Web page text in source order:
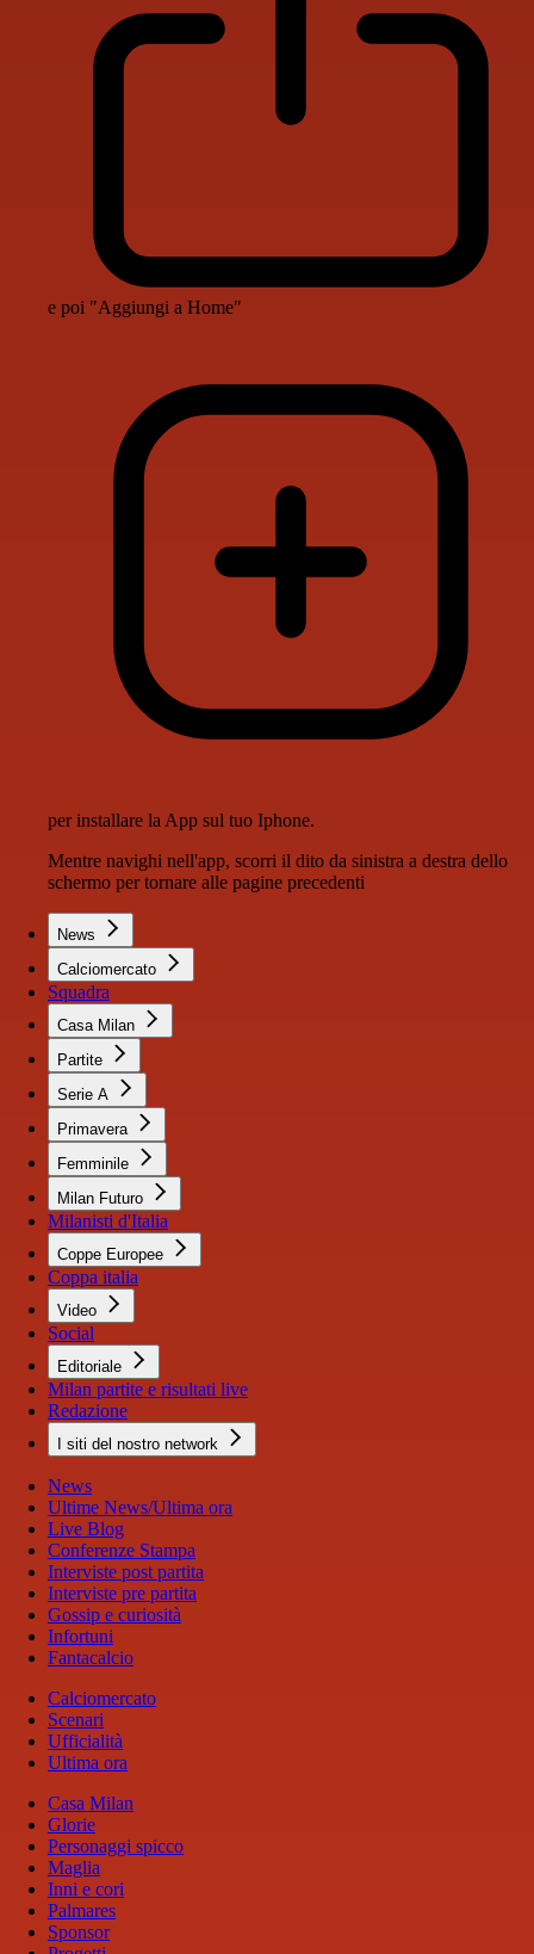
e poi "Aggiungi a Home"
per installare la App sul tuo Iphone.
Mentre navighi nell'app, scorri il dito da sinistra a destra dello
schermo per tornare alle pagine precedenti
News
Calciomercato
Squadra
Casa Milan
Partite
Serie A
Primavera
Femminile
Milan Futuro
Milanisti d'Italia
Coppe Europee
Coppa italia
Video
Social
Editoriale
Milan partite e risultati live
Redazione
I siti del nostro network
News
Ultime News/Ultima ora
Live Blog
Conferenze Stampa
Interviste post partita
Interviste pre partita
Gossip e curiosità
Infortuni
Fantacalcio
Calciomercato
Scenari
Ufficialità
Ultima ora
Casa Milan
Glorie
Personaggi spicco
Maglia
Inni e cori
Palmares
Sponsor